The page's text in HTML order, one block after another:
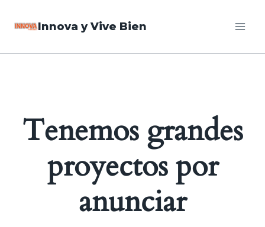
Innova y Vive Bien
Tenemos grandes
proyectos por
anunciar